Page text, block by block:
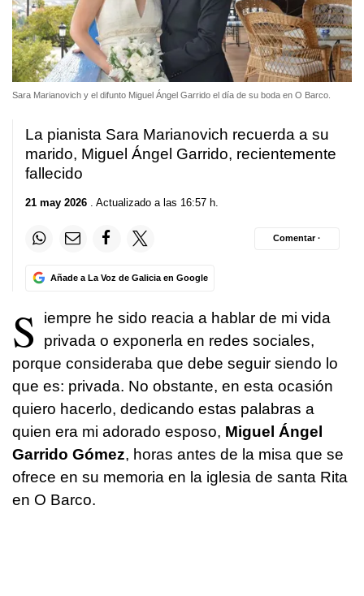
Sara Marianovich y el difunto Miguel Ángel Garrido el día de su boda en O Barco.
La pianista Sara Marianovich recuerda a su
marido, Miguel Ángel Garrido, recientemente
fallecido
21 may 2026 . Actualizado a las 16:57 h.
Añade a La Voz de Galicia en Google
Comentar ·
S
iempre he sido reacia a hablar de mi vida
privada o exponerla en redes sociales,
porque consideraba que debe seguir siendo lo
que es: privada. No obstante, en esta ocasión
quiero hacerlo, dedicando estas palabras a
quien era mi adorado esposo, Miguel Ángel
Garrido Gómez, horas antes de la misa que se
ofrece en su memoria en la iglesia de santa Rita
en O Barco.